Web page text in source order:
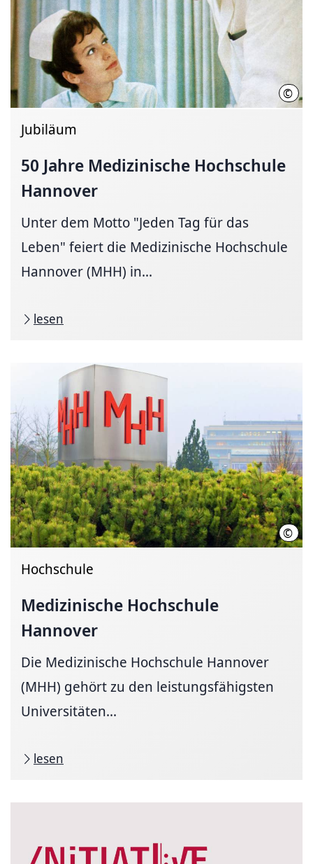
©
Jubiläum
50 Jahre Medizinische Hochschule
Hannover
Unter dem Motto "Jeden Tag für das
Leben" feiert die Medizinische Hochschule
Hannover (MHH) in...
lesen
©
Hochschule
Medizinische Hochschule
Hannover
Die Medizinische Hochschule Hannover
(MHH) gehört zu den leistungsfähigsten
Universitäten...
lesen